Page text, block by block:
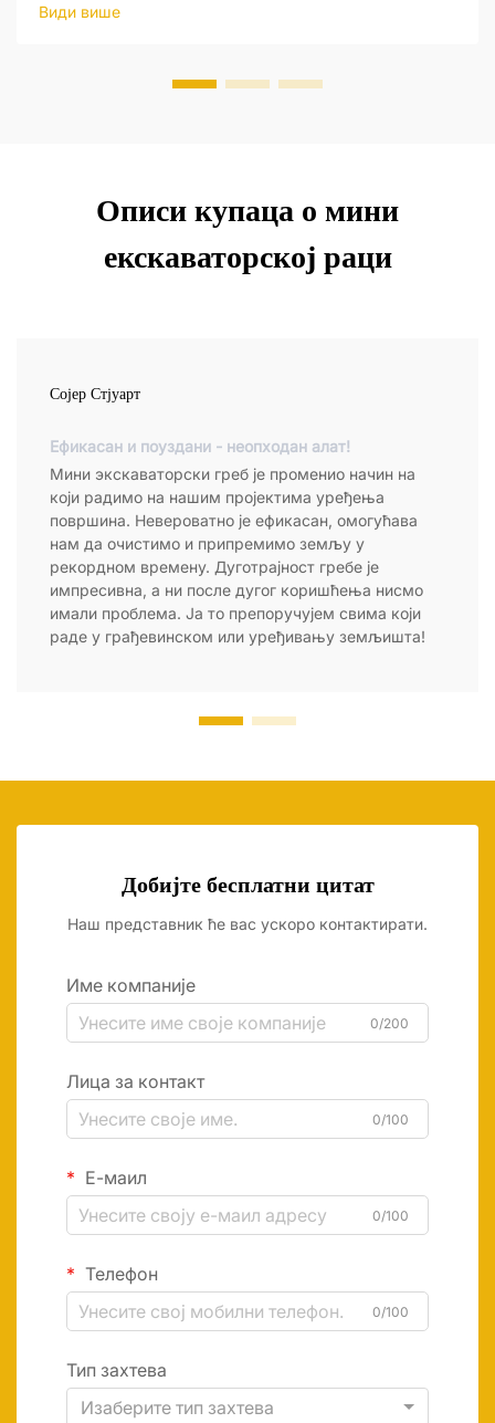
дизајнирани да реагују на улаз оператера и да праве
Види више
Описи купаца о мини
екскаваторској раци
Сојер Стјуарт
Ефикасан и поуздани - неопходан алат!
Мини экскаваторски греб је променио начин на
који радимо на нашим пројектима уређења
површина. Невероватно је ефикасан, омогућава
нам да очистимо и припремимо земљу у
рекордном времену. Дуготрајност гребе је
импресивна, а ни после дугог коришћења нисмо
имали проблема. Ја то препоручујем свима који
раде у грађевинском или уређивању земљишта!
Добијте бесплатни цитат
Наш представник ће вас ускоро контактирати.
Име компаније
0/200
Лица за контакт
0/100
Е-маил
0/100
Телефон
0/100
Тип захтева
Изаберите тип захтева